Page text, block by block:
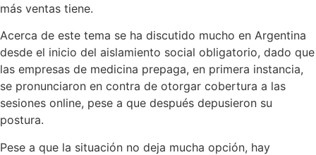
más ventas tiene.
Acerca de este tema se ha discutido mucho en Argentina
desde el inicio del aislamiento social obligatorio, dado que
las empresas de medicina prepaga, en primera instancia,
se pronunciaron en contra de otorgar cobertura a las
sesiones online, pese a que después depusieron su
postura.
Pese a que la situación no deja mucha opción, hay